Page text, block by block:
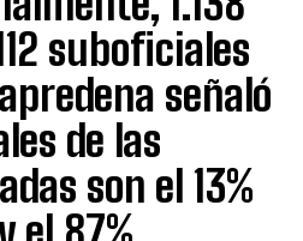
suboficiales
señaló
de las
son el 13%